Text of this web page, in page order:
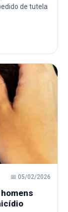
de tutela
📅 05/02/2026